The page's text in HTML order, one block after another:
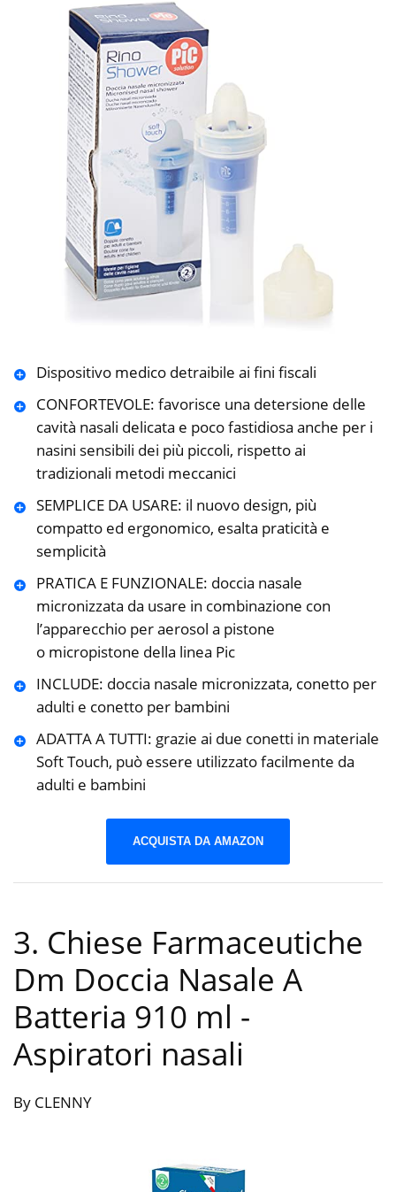
Dispositivo medico detraibile ai fini fiscali
CONFORTEVOLE: favorisce una detersione delle
cavità nasali delicata e poco fastidiosa anche per i
nasini sensibili dei più piccoli, rispetto ai
tradizionali metodi meccanici
SEMPLICE DA USARE: il nuovo design, più
compatto ed ergonomico, esalta praticità e
semplicità
PRATICA E FUNZIONALE: doccia nasale
micronizzata da usare in combinazione con
l’apparecchio per aerosol a pistone
o micropistone della linea Pic
INCLUDE: doccia nasale micronizzata, conetto per
adulti e conetto per bambini
ADATTA A TUTTI: grazie ai due conetti in materiale
Soft Touch, può essere utilizzato facilmente da
adulti e bambini
ACQUISTA DA AMAZON
3. Chiese Farmaceutiche
Dm Doccia Nasale A
Batteria 910 ml -
Aspiratori nasali
By CLENNY